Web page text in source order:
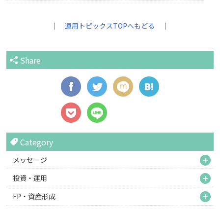
｜運用トピックスTOPへもどる ｜
Share
Category
メッセージ
投資・運用
FP・資産形成